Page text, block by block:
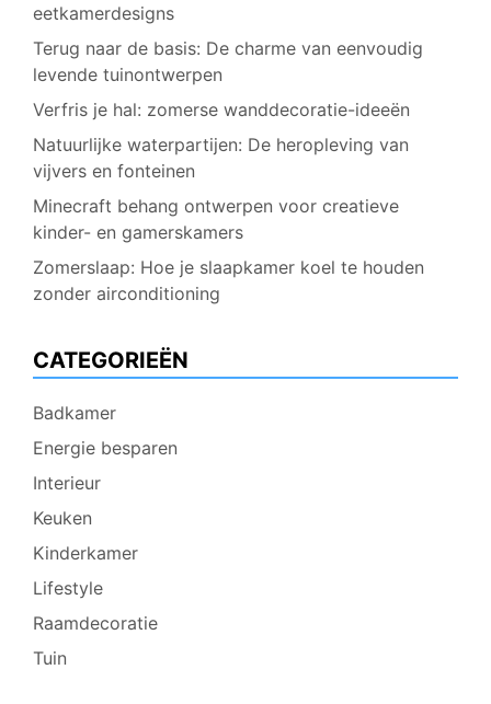
eetkamerdesigns
Terug naar de basis: De charme van eenvoudig
levende tuinontwerpen
Verfris je hal: zomerse wanddecoratie-ideeën
Natuurlijke waterpartijen: De heropleving van
vijvers en fonteinen
Minecraft behang ontwerpen voor creatieve
kinder- en gamerskamers
Zomerslaap: Hoe je slaapkamer koel te houden
zonder airconditioning
CATEGORIEËN
Badkamer
Energie besparen
Interieur
Keuken
Kinderkamer
Lifestyle
Raamdecoratie
Tuin